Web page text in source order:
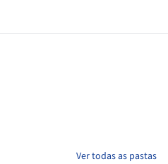
Ver todas as pastas